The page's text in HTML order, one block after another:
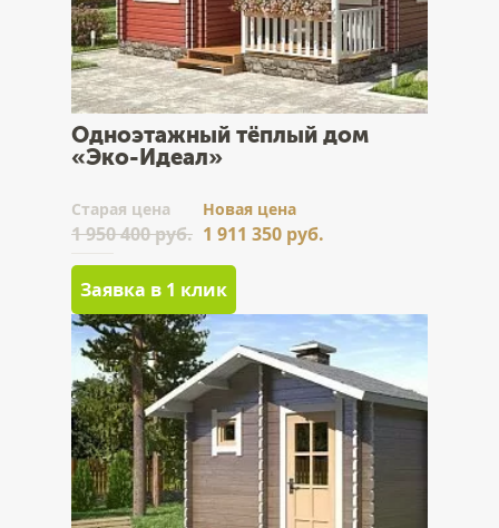
Одноэтажный тёплый дом
«Эко-Идеал»
Cтарая цена
1 950 400 руб.
Новая цена
1 911 350 руб.
Заявка в 1 клик